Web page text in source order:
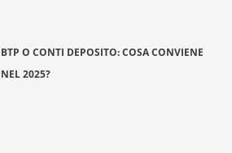
BTP O CONTI DEPOSITO: COSA CONVIENE
NEL 2025?